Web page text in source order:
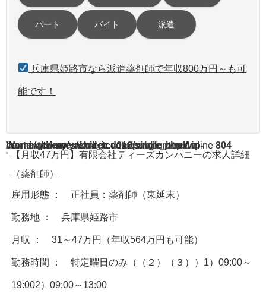
パート バイト 派遣
兵庫県姫路市なら派遣薬剤師で年収800万円～も可
能です！
Warning: A non-numeric value encountered in
/home/acdmy/yaku-rec.com/public_html/wp-content/themes/chill_tcd016/single.phpon line 804
【月収47万円】有限会社ティーズカンパニーの求人詳細
（薬剤師）
雇用形態 ： 正社員：薬剤師（東延末）
勤務地 ： 兵庫県姫路市
月収 ： 31～47万円（年収564万円も可能）
勤務時間 ： 特定曜日のみ（（２）（３））1）09:00～
19:002）09:00～13:00